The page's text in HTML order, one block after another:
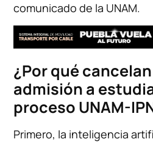
comunicado de la UNAM.
¿Por qué
admisión a
proceso UNAM-
Primero, la inteligencia